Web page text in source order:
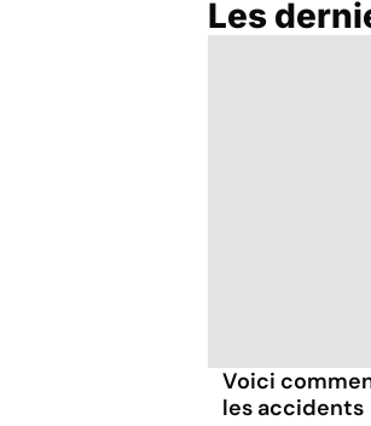
Bien
Les
Voici
les accidents